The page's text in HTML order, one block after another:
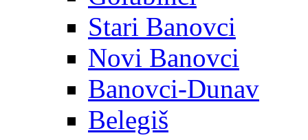
Stari Banovci
Novi Banovci
Banovci-Dunav
Belegiš